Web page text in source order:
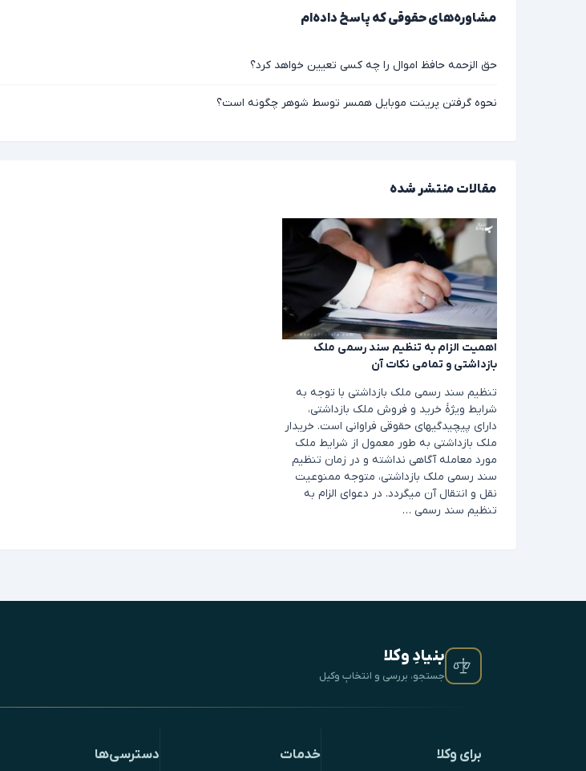
مشاوره‌های حقوقی که پاسخ داده‌ام
حق الزحمه حافظ اموال را چه کسی تعیین خواهد کرد؟
نحوه گرفتن پرینت موبایل همسر توسط شوهر چگونه است؟
مقالات منتشر شده
اهمیت الزام به تنظیم سند رسمی ملک
بازداشتی و تمامی نکات آن
تنظیم سند رسمی ملک بازداشتی با توجه به
شرایط ویژۀ خرید و فروش ملک بازداشتی،
دارای پیچیدگی­های حقوقی فراوانی است. خریدار
ملک بازداشتی به طور معمول از شرایط ملک
مورد معامله آگاهی نداشته و در زمان تنظیم
سند رسمی ملک بازداشتی، متوجه ممنوعیت
نقل و انتقال آن می­گردد. در دعوای الزام به
تنظیم سند رسمی …
بنیادِ وکلا
جستجو، بررسی و انتخابِ وکیل
برای وکلا خدمات دسترسی‌ها